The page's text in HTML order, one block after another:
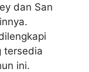
dan San
tersedia
ini.